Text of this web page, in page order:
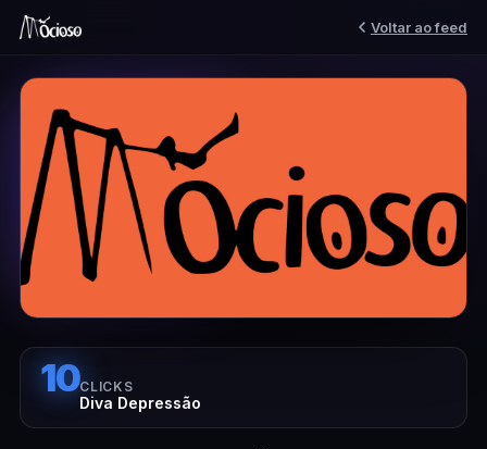
Voltar ao feed
10CLICKS
Diva Depressão